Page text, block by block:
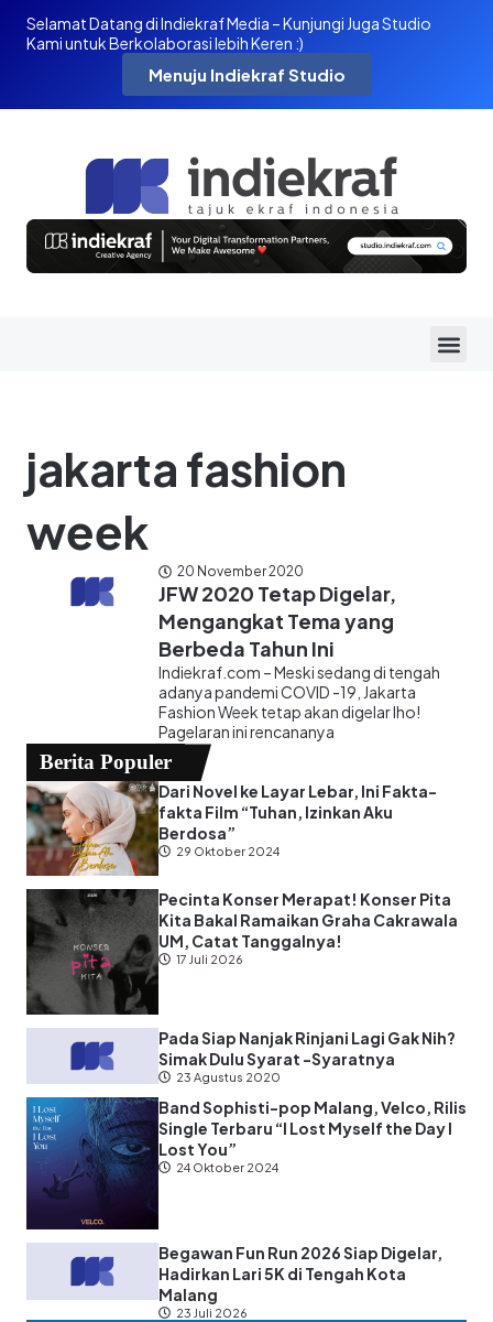
Selamat Datang di Indiekraf Media – Kunjungi Juga Studio
Kami untuk Berkolaborasi lebih Keren :)
Menuju Indiekraf Studio
jakarta fashion
week
20 November 2020
JFW 2020 Tetap Digelar,
Mengangkat Tema yang
Berbeda Tahun Ini
Indiekraf.com – Meski sedang di tengah
adanya pandemi COVID -19, Jakarta
Fashion Week tetap akan digelar lho!
Pagelaran ini rencananya
Berita Populer
Dari Novel ke Layar Lebar, Ini Fakta-
fakta Film “Tuhan, Izinkan Aku
Berdosa”
29 Oktober 2024
Pecinta Konser Merapat! Konser Pita
Kita Bakal Ramaikan Graha Cakrawala
UM, Catat Tanggalnya!
17 Juli 2026
Pada Siap Nanjak Rinjani Lagi Gak Nih?
Simak Dulu Syarat -Syaratnya
23 Agustus 2020
Band Sophisti-pop Malang, Velco, Rilis
Single Terbaru “I Lost Myself the Day I
Lost You”
24 Oktober 2024
Begawan Fun Run 2026 Siap Digelar,
Hadirkan Lari 5K di Tengah Kota
Malang
23 Juli 2026